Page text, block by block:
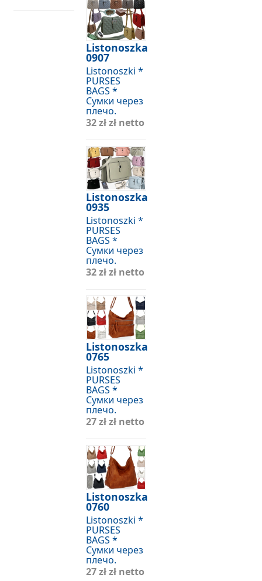
Listonoszka
0907
Listonoszki *
PURSES
BAGS *
Сумки через
плечо.
32 złzł netto
Listonoszka
0935
Listonoszki *
PURSES
BAGS *
Сумки через
плечо.
32 złzł netto
Listonoszka
0765
Listonoszki *
PURSES
BAGS *
Сумки через
плечо.
27 złzł netto
Listonoszka
0760
Listonoszki *
PURSES
BAGS *
Сумки через
плечо.
27 złzł netto